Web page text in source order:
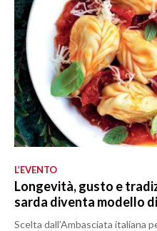
L’EVENTO
Longevità, gusto e
sarda diventa modello
Scelta dall’Ambasciata italiana